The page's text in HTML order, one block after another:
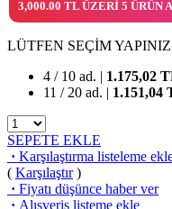
3,000.00 TL ÜZERI 5 ÜRÜN
LÜTFEN SEÇİM YAPINIZ
4 / 10 ad. | 1.175,02
11 / 20 ad. | 1.151,04
SEPETE EKLE
· Karşılaştırma listeleme
( Karşılaştır)
· Fiyatı düşünce haber ver
· Alışveriş listeme ekle